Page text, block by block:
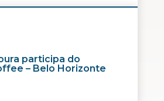
participa do
– Belo Horizonte